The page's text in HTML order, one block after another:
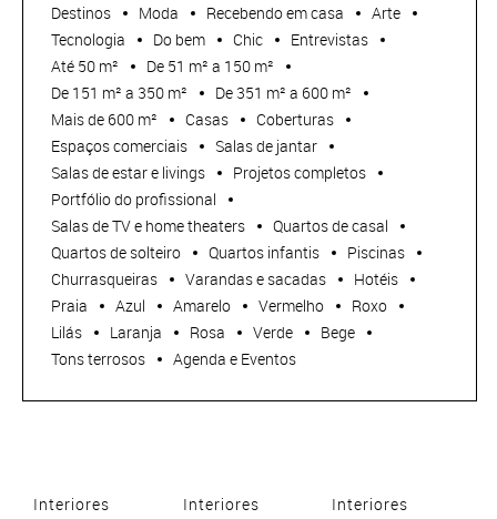
Destinos
Moda Recebendo em casa
Arte
Tecnologia
Do bem Chic
Entrevistas
Até 50 m²
De 51 m² a 150 m²
De 151 m² a 350 m²
De 351 m² a 600 m²
Mais de 600 m²
Casas
Coberturas
Espaços comerciais
Salas de jantar
Salas de estar e livings
Projetos completos
Portfólio do profissional
Salas de TV e home theaters
Quartos de casal
Quartos de solteiro
Quartos infantis
Piscinas
Churrasqueiras
Varandas e sacadas
Hotéis
Praia
Azul Amarelo Vermelho
Roxo
Lilás
Laranja Rosa Verde
Bege
Tons terrosos
Agenda e Eventos
Interiores Interiores Interiores